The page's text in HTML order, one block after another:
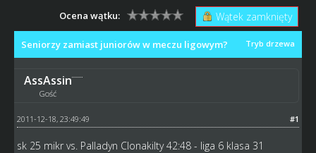
Wątek zamknięty
Ocena wątku:
Tryb drzewa
Seniorzy zamiast juniorów w meczu ligowym?
AssAssin
Gość
#1
2011-12-18, 23:49:49
sk 25 mikr vs. Palladyn Clonakilty 42:48 - liga 6 klasa 31